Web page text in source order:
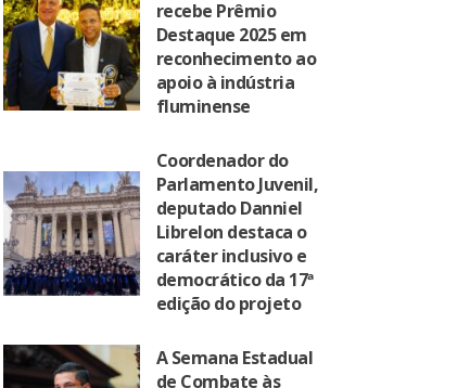
recebe Prêmio
Destaque 2025 em
reconhecimento ao
apoio à indústria
fluminense
Coordenador do
Parlamento Juvenil,
deputado Danniel
Librelon destaca o
caráter inclusivo e
democrático da 17ª
edição do projeto
A Semana Estadual
de Combate às